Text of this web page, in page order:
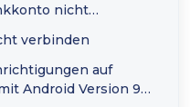
nicht
verbinden
auf
Android Version 9